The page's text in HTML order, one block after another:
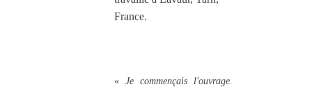
France.
« Je commençais l'ouvrage.